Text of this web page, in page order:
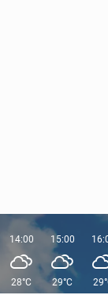
14:00
28°C
15:00
29°C